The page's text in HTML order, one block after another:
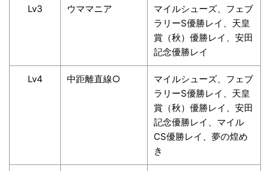
Lv3 ウママニア
マイルシューズ、フェブ
ラリーS優勝レイ、天皇
賞（秋）優勝レイ、安田
記念優勝レイ
Lv4 中距離直線○
マイルシューズ、フェブ
ラリーS優勝レイ、天皇
賞（秋）優勝レイ、安田
記念優勝レイ、マイル
CS優勝レイ、夢の煌め
き